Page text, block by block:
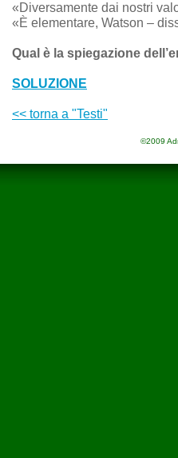
«Diversamente dai nostri
«È elementare, Watson –
Qual è la spiegazione
SOLUZIONE
<< torna a "Testi"
©2009